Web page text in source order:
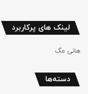
لینک های پرکاربرد
هانی مگ
دسته‌ها